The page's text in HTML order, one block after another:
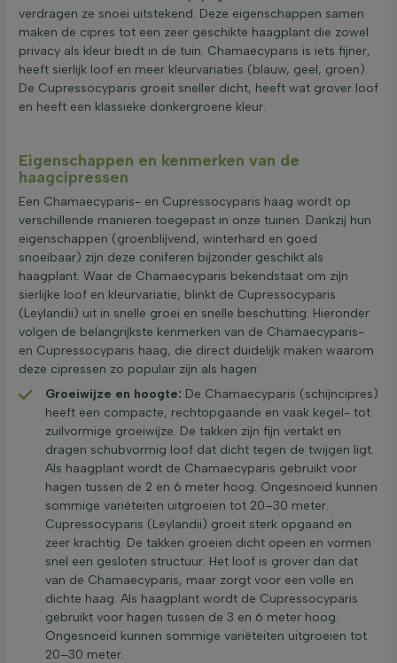
verdragen ze snoei uitstekend. Deze eigenschappen samen
maken de cipres tot een zeer geschikte haagplant die zowel
privacy als kleur biedt in de tuin. Chamaecyparis is iets fijner,
heeft sierlijk loof en meer kleurvariaties (blauw, geel, groen).
De Cupressocyparis groeit sneller dicht, heeft wat grover loof
en heeft een klassieke donkergroene kleur.
Eigenschappen en kenmerken van de
haagcipressen
Een Chamaecyparis- en Cupressocyparis haag wordt op
verschillende manieren toegepast in onze tuinen. Dankzij hun
eigenschappen (groenblijvend, winterhard en goed
snoeibaar) zijn deze coniferen bijzonder geschikt als
haagplant. Waar de Chamaecyparis bekendstaat om zijn
sierlijke loof en kleurvariatie, blinkt de Cupressocyparis
(Leylandii) uit in snelle groei en snelle beschutting. Hieronder
volgen de belangrijkste kenmerken van de Chamaecyparis-
en Cupressocyparis haag, die direct duidelijk maken waarom
deze cipressen zo populair zijn als hagen:
Groeiwijze en hoogte: De Chamaecyparis (schijncipres)
heeft een compacte, rechtopgaande en vaak kegel- tot
zuilvormige groeiwijze. De takken zijn fijn vertakt en
dragen schubvormig loof dat dicht tegen de twijgen ligt.
Als haagplant wordt de Chamaecyparis gebruikt voor
hagen tussen de 2 en 6 meter hoog. Ongesnoeid kunnen
sommige variëteiten uitgroeien tot 20–30 meter.
Cupressocyparis (Leylandii) groeit sterk opgaand en
zeer krachtig. De takken groeien dicht opeen en vormen
snel een gesloten structuur. Het loof is grover dan dat
van de Chamaecyparis, maar zorgt voor een volle en
dichte haag. Als haagplant wordt de Cupressocyparis
gebruikt voor hagen tussen de 3 en 6 meter hoog.
Ongesnoeid kunnen sommige variëteiten uitgroeien tot
20–30 meter.